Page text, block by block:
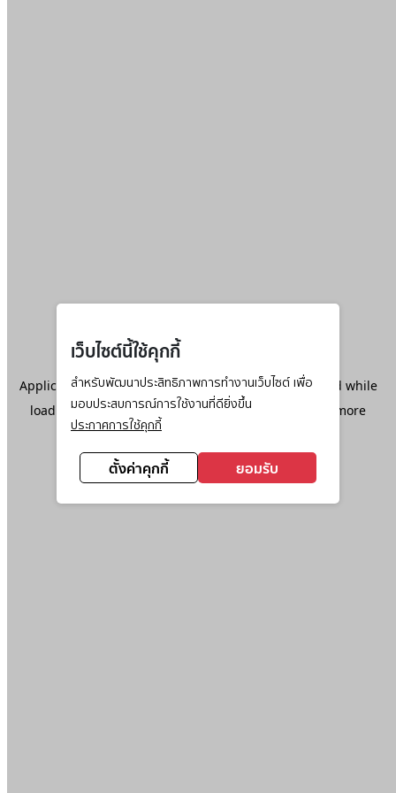
เว็บไซต์นี้ใช้คุกกี้
สำหรับพัฒนาประสิทธิภาพการทำงานเว็บไซต์ เพื่อ
มอบประสบการณ์การใช้งานที่ดียิ่งขึ้น
ประกาศการใช้คุกกี้
ตั้งค่าคุกกี้ ยอมรับ
Application error: aclient-side exception has occurred while
loadingwww.ktc.co.th(see the browser console
for more
information).